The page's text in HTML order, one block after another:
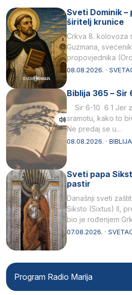
Sveti Dominik
širitelj krunice
Crkva 8. kolovoza
Guzmana,
propovjednika
Svojim životom,
08.08.2026. ·
Biblija 365 – Sir
Sir 6-10 6 1 Jer
sramotu, kako to
Ne predaj se u…
08.08.2026. · BIBLIJA
Sveti papa
pastir
Današnji sveti
Siksto (Sixtus) II,
bio je rođenjem
afričkim…
07.08.2026. ·
Program Radio Marija